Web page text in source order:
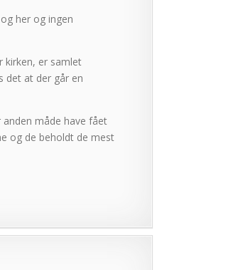
her og ingen
er samlet
det at der går en
måde have fået
og de beholdt de mest